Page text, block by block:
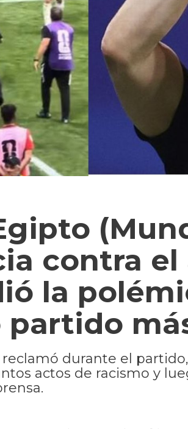
contra
la
partido
reclamó durante el
actos de racismo y